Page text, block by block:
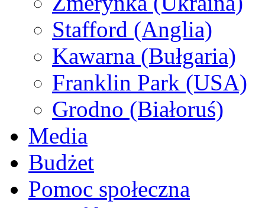
Stafford (Anglia)
Kawarna (Bułgaria)
Franklin Park (USA)
Grodno (Białoruś)
Media
Budżet
Pomoc społeczna